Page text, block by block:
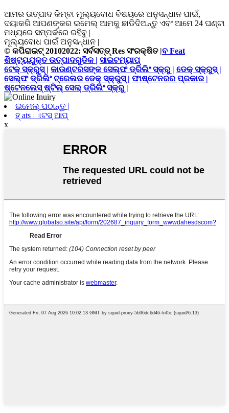
ଆମର ଉତ୍ପାଦ କିମ୍ବା ମୂଲ୍ୟବୋଧ ବିଷୟରେ ଅନୁସନ୍ଧାନ ପାଇଁ,
ଦୟାକରି ଆପଣଙ୍କର ଇମେଲ୍ ଆମକୁ ଛାଡିଦିଅନ୍ତୁ ଏବଂ ଆମେ 24 ଘଣ୍ଟା
ମଧ୍ୟରେ ସମ୍ପର୍କରେ ରହିବୁ |
ମୂଲ୍ୟବୋଧ ପାଇଁ ଅନୁସନ୍ଧାନ |
© କପିରାଇଟ୍ 20102022: ସର୍ବସତ୍ତ୍ Res ସଂରକ୍ଷିତ |ବ Feat
ଶିଷ୍ଟ୍ୟଯୁକ୍ତ ଉତ୍ପାଦଗୁଡିକ | ସାଇଟମ୍ୟାପ୍
ଟେକ୍ ସ୍କ୍ରୁସ୍ | କାଉଣ୍ଟରସଙ୍କ ସେଲ୍ଫ ଡ୍ରିଲିଂ ସ୍କ୍ରୁ | ଡେକ୍ ସ୍କ୍ରୁସ୍ |
ସେଲ୍ଫ ଡ୍ରିଲିଂ ଟ୍ରେଲର ଡେକ୍ ସ୍କ୍ରୁସ୍ | ଫାଷ୍ଟେନରର ପ୍ରକାର |
ଷ୍ଟେନଲେସ୍ ଷ୍ଟିଲ୍ ସେଲ୍ ଡ୍ରିଲିଂ ସ୍କ୍ରୁ |
ଇମେଲ୍ ପଠାନ୍ତୁ |
ହ୍ ats ାଟସ୍ ଆପ୍
x